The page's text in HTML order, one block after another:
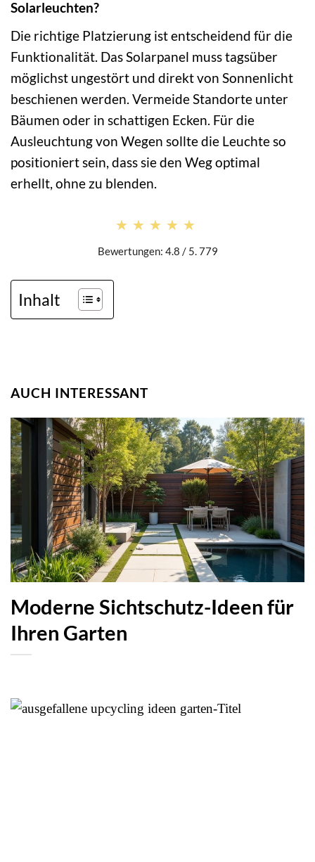
Solarleuchten?
Die richtige Platzierung ist entscheidend für die
Funktionalität. Das Solarpanel muss tagsüber
möglichst ungestört und direkt von Sonnenlicht
beschienen werden. Vermeide Standorte unter
Bäumen oder in schattigen Ecken. Für die
Ausleuchtung von Wegen sollte die Leuchte so
positioniert sein, dass sie den Weg optimal
erhellt, ohne zu blenden.
★★★★★
★★★★★
Bewertungen: 4.8 / 5. 779
Inhalt
AUCH INTERESSANT
Moderne Sichtschutz-Ideen für
Ihren Garten